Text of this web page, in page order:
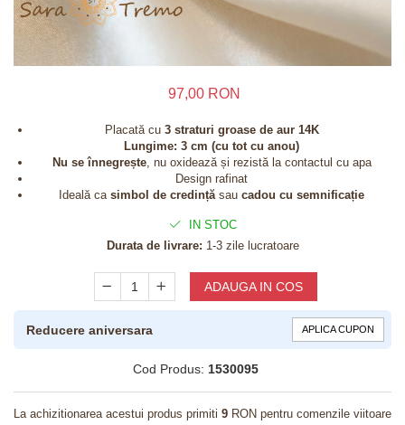
97,00 RON
Placată cu 3 straturi groase de aur 14K
Lungime: 3 cm (cu tot cu anou)
Nu se înnegrește, nu oxidează și rezistă la contactul cu apa
Design rafinat
Ideală ca simbol de credințăsau cadou cu semnificație
IN STOC
Durata de livrare: 1-3 zile lucratoare
ADAUGA IN COS
Reducere aniversara APLICA CUPON
Cod Produs: 1530095
La achizitionarea acestui produs primiti 9 RON pentru comenzile viitoare